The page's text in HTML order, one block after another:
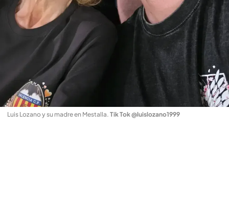
Luis Lozano y su madre en Mestalla. Tik Tok @luislozano1999